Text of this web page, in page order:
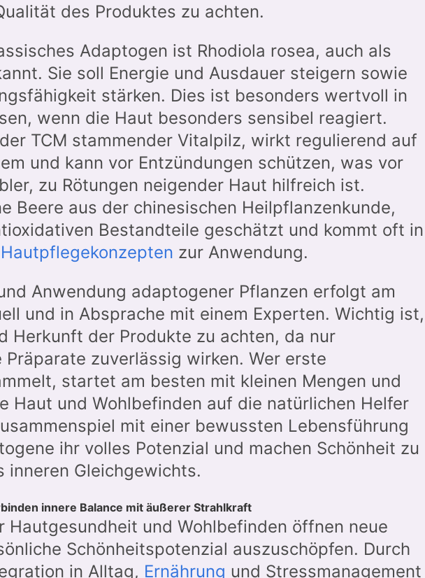
des Produktes zu achten.
Adaptogen ist Rhodiola rosea, auch als
Sie soll Energie und Ausdauer steigern sowie
stärken. Dies ist besonders wertvoll in
wenn die Haut besonders sensibel reagiert.
TCM stammender Vitalpilz, wirkt regulierend auf
und kann vor Entzündungen schützen, was vor
zu Rötungen neigender Haut hilfreich ist.
Beere aus der chinesischen Heilpflanzenkunde,
Bestandteile geschätzt und kommt oft in
Hautpflegekonzepten zur Anwendung.
Anwendung adaptogener Pflanzen erfolgt am
und in Absprache mit einem Experten. Wichtig ist,
Herkunft der Produkte zu achten, da nur
zuverlässig wirken. Wer erste
startet am besten mit kleinen Mengen und
Haut und Wohlbefinden auf die natürlichen Helfer
mit einer bewussten Lebensführung
ihr volles Potenzial und machen Schönheit zu
inneren Gleichgewichts.
innere Balance mit äußerer Strahlkraft
Hautgesundheit und Wohlbefinden öffnen neue
Schönheitspotenzial auszuschöpfen. Durch
in Alltag, Ernährung und Stressmanagement